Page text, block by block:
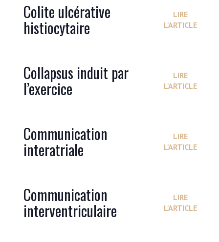
Colite ulcérative
histiocytaire
LIRE
L'ARTICLE
Collapsus induit par
l’exercice
LIRE
L'ARTICLE
Communication
interatriale
LIRE
L'ARTICLE
Communication
interventriculaire
LIRE
L'ARTICLE